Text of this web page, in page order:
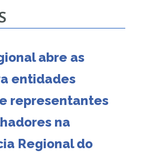
abre as
entidades
representantes
na
Regional do